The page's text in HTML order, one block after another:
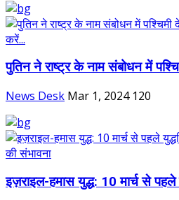
पुतिन ने राष्ट्र के नाम संबोधन में
News Desk Mar 1, 2024 120
इज़राइल-हमास युद्ध: 10 मार्च से पहले